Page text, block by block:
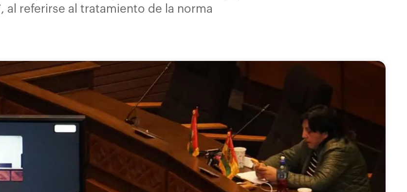
referirse al tratamiento de la norma